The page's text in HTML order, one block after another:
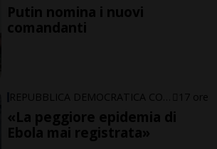
Putin nomina i nuovi
comandanti
17 ore
«La peggiore epidemia di
Ebola mai registrata»